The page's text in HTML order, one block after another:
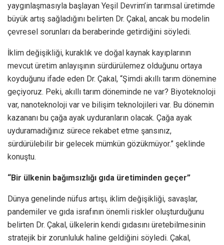
yaygınlaşmasıyla başlayan Yeşil Devrim’in tarımsal üretimde
büyük artış sağladığını belirten Dr. Çakal, ancak bu modelin
çevresel sorunları da beraberinde getirdiğini söyledi.
İklim değişikliği, kuraklık ve doğal kaynak kayıplarının
mevcut üretim anlayışının sürdürülemez olduğunu ortaya
koyduğunu ifade eden Dr. Çakal, “Şimdi akıllı tarım dönemine
geçiyoruz. Peki, akıllı tarım döneminde ne var? Biyoteknoloji
var, nanoteknoloji var ve bilişim teknolojileri var. Bu dönemin
kazananı bu çağa ayak uyduranların olacak. Çağa ayak
uyduramadığınız sürece rekabet etme şansınız,
sürdürülebilir bir gelecek mümkün gözükmüyor.” şeklinde
konuştu.
“Bir ülkenin bağımsızlığı gıda üretiminden geçer”
Dünya genelinde nüfus artışı, iklim değişikliği, savaşlar,
pandemiler ve gıda israfının önemli riskler oluşturduğunu
belirten Dr. Çakal, ülkelerin kendi gıdasını üretebilmesinin
stratejik bir zorunluluk haline geldiğini söyledi. Çakal,